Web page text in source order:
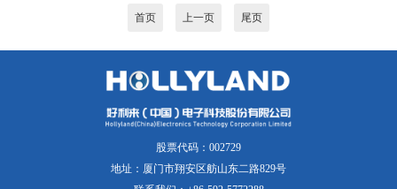
首页 上一页 尾页
股票代码：002729
地址：厦门市翔安区舫山东二路829号